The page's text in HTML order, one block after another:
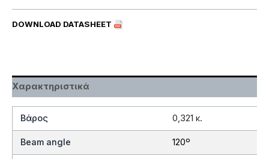
DOWNLOAD DATASHEET
Χαρακτηριστικά
Βάρος 0,321 κ.
Beam angle 120º